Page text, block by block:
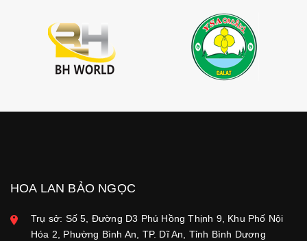
HOA LAN BẢO NGỌC
Trụ sở: Số 5, Đường D3 Phú Hồng Thịnh 9, Khu Phố Nội
Hóa 2, Phường Bình An, TP. Dĩ An, Tỉnh Bình Dương